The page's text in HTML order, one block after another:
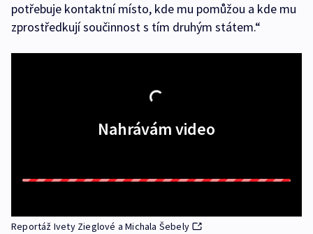
potřebuje kontaktní místo, kde mu pomůžou a kde mu
zprostředkují součinnost s tím druhým státem.“
Nahrávám video
Reportáž Ivety Zieglové a Michala Šebely